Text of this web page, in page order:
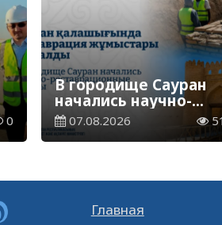
0
В городище Сауран
начались научно-
реставрационные
работы
07.08.2026
Главная